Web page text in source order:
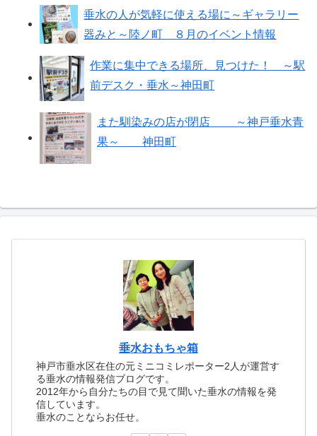
垂水の人が気軽に使える場に～ギャラリー
器みと～陸ノ町 ８月のイベント情報
作業に集中できる場所、見つけた！ ～駅
前デスク・垂水～神田町
また馴染みの店が閉店 ～神戸垂水青
果～ 神田町
垂水おもちゃ箱
神戸市垂水区在住の元ミニコミレポーター2人が運営す
る垂水の情報発信ブログです。
2012年から自分たちの目で見て聞いた垂水の情報を発
信しています。
垂水のことならお任せ。